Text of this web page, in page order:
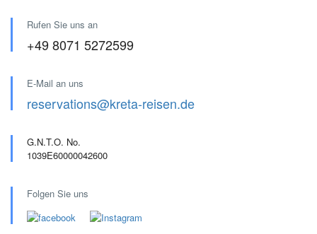
Rufen Sie uns an
+49 8071 5272599
E-Mail an uns
reservations@kreta-reisen.de
G.N.T.O. No.
1039E60000042600
Folgen Sie uns